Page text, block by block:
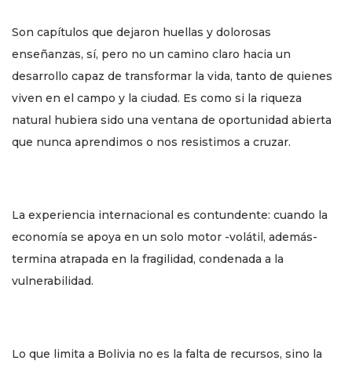
Son capítulos que dejaron huellas y dolorosas
enseñanzas, sí, pero no un camino claro hacia un
desarrollo capaz de transformar la vida, tanto de quienes
viven en el campo y la ciudad. Es como si la riqueza
natural hubiera sido una ventana de oportunidad abierta
que nunca aprendimos o nos resistimos a cruzar.
La experiencia internacional es contundente: cuando la
economía se apoya en un solo motor -volátil, además-
termina atrapada en la fragilidad, condenada a la
vulnerabilidad.
Lo que limita a Bolivia no es la falta de recursos, sino la